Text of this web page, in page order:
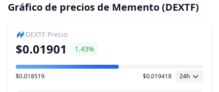
Gráfico de precios de Memento (DEXTF)
DEXTF Precio
$0.01901 1.43%
Rango de precio
$0.018519 $0.019418 24h